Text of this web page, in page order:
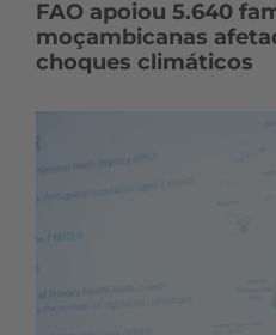
FAO apoiou 5.640
moçambicanas
choques climáticos